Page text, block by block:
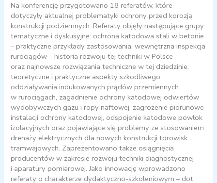
Na konferencję przygotowano 18 referatów, które
dotyczyły aktualnej problematyki ochrony przed korozją
konstrukcji podziemnych. Referaty objęły następujące grupy
tematyczne i dyskusyjne: ochrona katodowa stali w betonie
– praktyczne przykłady zastosowania, wewnętrzna inspekcja
rurociągów – historia rozwoju tej techniki w Polsce
oraz najnowsze rozwiązania techniczne w tej dziedzinie,
teoretyczne i praktyczne aspekty szkodliwego
oddziaływania indukowanych prądów przemiennych
w rurociągach, zagadnienie ochrony katodowej odwiertów
wydobywczych gazu i ropy naftowej, zagrożenie piorunowe
instalacji ochrony katodowej, odspojenie katodowe powłok
izolacyjnych oraz pojawiające się problemy ze stosowaniem
drenaży elektrycznych dla nowych konstrukcji torowisk
tramwajowych. Zaprezentowano także osiągnięcia
producentów w zakresie rozwoju techniki diagnostycznej
i aparatury pomiarowej. Jako innowację wprowadzono
referaty o charakterze dydaktyczno-szkoleniowym – dot.